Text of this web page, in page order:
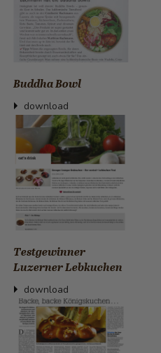
Buddha Bowl
download
Testgewinner
Luzerner Lebkuchen
download